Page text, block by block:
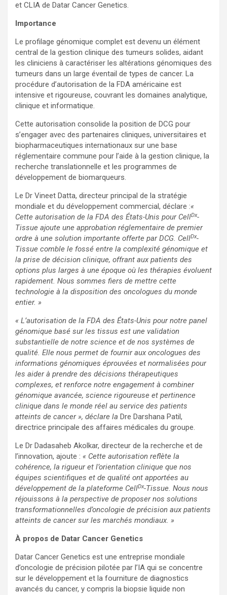
et CLIA de Datar Cancer Genetics.
Importance
Le profilage génomique complet est devenu un élément
central de la gestion clinique des tumeurs solides, aidant
les cliniciens à caractériser les altérations génomiques des
tumeurs dans un large éventail de types de cancer. La
procédure d’autorisation de la FDA américaine est
intensive et rigoureuse, couvrant les domaines analytique,
clinique et informatique.
Cette autorisation consolide la position de DCG pour
s’engager avec des partenaires cliniques, universitaires et
biopharmaceutiques internationaux sur une base
réglementaire commune pour l’aide à la gestion clinique, la
recherche translationnelle et les programmes de
développement de biomarqueurs.
Le Dr Vineet Datta, directeur principal de la stratégie
mondiale et du développement commercial, déclare :«
Cette autorisation de la FDA des États-Unis pour CellDx-
Tissue ajoute une approbation réglementaire de premier
ordre à une solution importante offerte par DCG. CellDx-
Tissue comble le fossé entre la complexité génomique et
la prise de décision clinique, offrant aux patients des
options plus larges à une époque où les thérapies évoluent
rapidement. Nous sommes fiers de mettre cette
technologie à la disposition des oncologues du monde
entier. »
« L’autorisation de la FDA des États-Unis pour notre panel
génomique basé sur les tissus est une validation
substantielle de notre science et de nos systèmes de
qualité. Elle nous permet de fournir aux oncologues des
informations génomiques éprouvées et normalisées pour
les aider à prendre des décisions thérapeutiques
complexes, et renforce notre engagement à combiner
génomique avancée, science rigoureuse et pertinence
clinique dans le monde réel au service des patients
atteints de cancer », déclare la Dre Darshana Patil,
directrice principale des affaires médicales du groupe.
Le Dr Dadasaheb Akolkar, directeur de la recherche et de
l’innovation, ajoute : « Cette autorisation reflète la
cohérence, la rigueur et l’orientation clinique que nos
équipes scientifiques et de qualité ont apportées au
développement de la plateforme CellDx-Tissue. Nous nous
réjouissons à la perspective de proposer nos solutions
transformationnelles d’oncologie de précision aux patients
atteints de cancer sur les marchés mondiaux. »
À propos de Datar Cancer Genetics
Datar Cancer Genetics est une entreprise mondiale
d’oncologie de précision pilotée par l’IA qui se concentre
sur le développement et la fourniture de diagnostics
avancés du cancer, y compris la biopsie liquide non